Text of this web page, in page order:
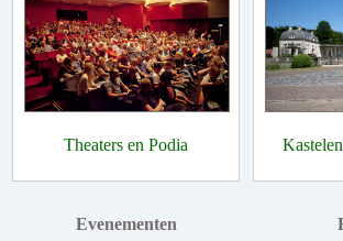
Theaters en Podia
Evenementen